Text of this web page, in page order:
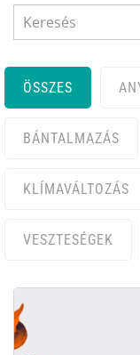
ÖSSZES
BÁNTALMAZÁS
KLÍMAVÁLTOZÁS
VESZTESÉGEK